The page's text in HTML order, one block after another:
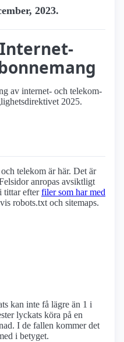
2023.
av internet- och telekom-
2025.
telekom är här. Det är
anropas avsiktligt
tittar efterfiler som har med
robots.txt och sitemaps.
kan inte få lägre än 1 i
lyckats köra på en
I de fallen kommer det
i betyget.